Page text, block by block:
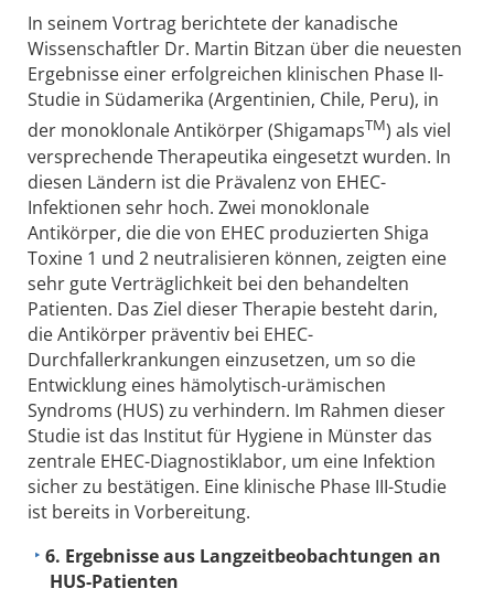
In seinem Vortrag berichtete der kanadische
Wissenschaftler Dr. Martin Bitzan über die neuesten
Ergebnisse einer erfolgreichen klinischen Phase II-
Studie in Südamerika (Argentinien, Chile, Peru), in
der monoklonale Antikörper (ShigamapsTM) als viel
versprechende Therapeutika eingesetzt wurden. In
diesen Ländern ist die Prävalenz von EHEC-
Infektionen sehr hoch. Zwei monoklonale
Antikörper, die die von EHEC produzierten Shiga
Toxine 1 und 2 neutralisieren können, zeigten eine
sehr gute Verträglichkeit bei den behandelten
Patienten. Das Ziel dieser Therapie besteht darin,
die Antikörper präventiv bei EHEC-
Durchfallerkrankungen einzusetzen, um so die
Entwicklung eines hämolytisch-urämischen
Syndroms (HUS) zu verhindern. Im Rahmen dieser
Studie ist das Institut für Hygiene in Münster das
zentrale EHEC-Diagnostiklabor, um eine Infektion
sicher zu bestätigen. Eine klinische Phase III-Studie
ist bereits in Vorbereitung.
6. Ergebnisse aus Langzeitbeobachtungen an
HUS-Patienten